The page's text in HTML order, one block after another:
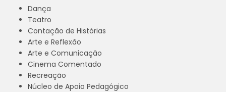
Dança
Teatro
Contação de Histórias
Arte e Reflexão
Arte e Comunicação
Cinema Comentado
Recreação
Núcleo de Apoio Pedagógico